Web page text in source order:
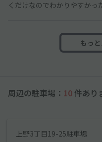
くだけなのでわかりやすか
もっ
周辺の駐車場： 10 件あり
上野3丁目19-25駐車場